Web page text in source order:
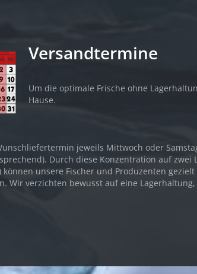
Versandtermine
Um die optimale Frische ohne
Hause.
jeweils Mittwoch oder
Durch diese Konzentration auf
unsere Fischer und Produzenten
Wir verzichten bewusst auf eine